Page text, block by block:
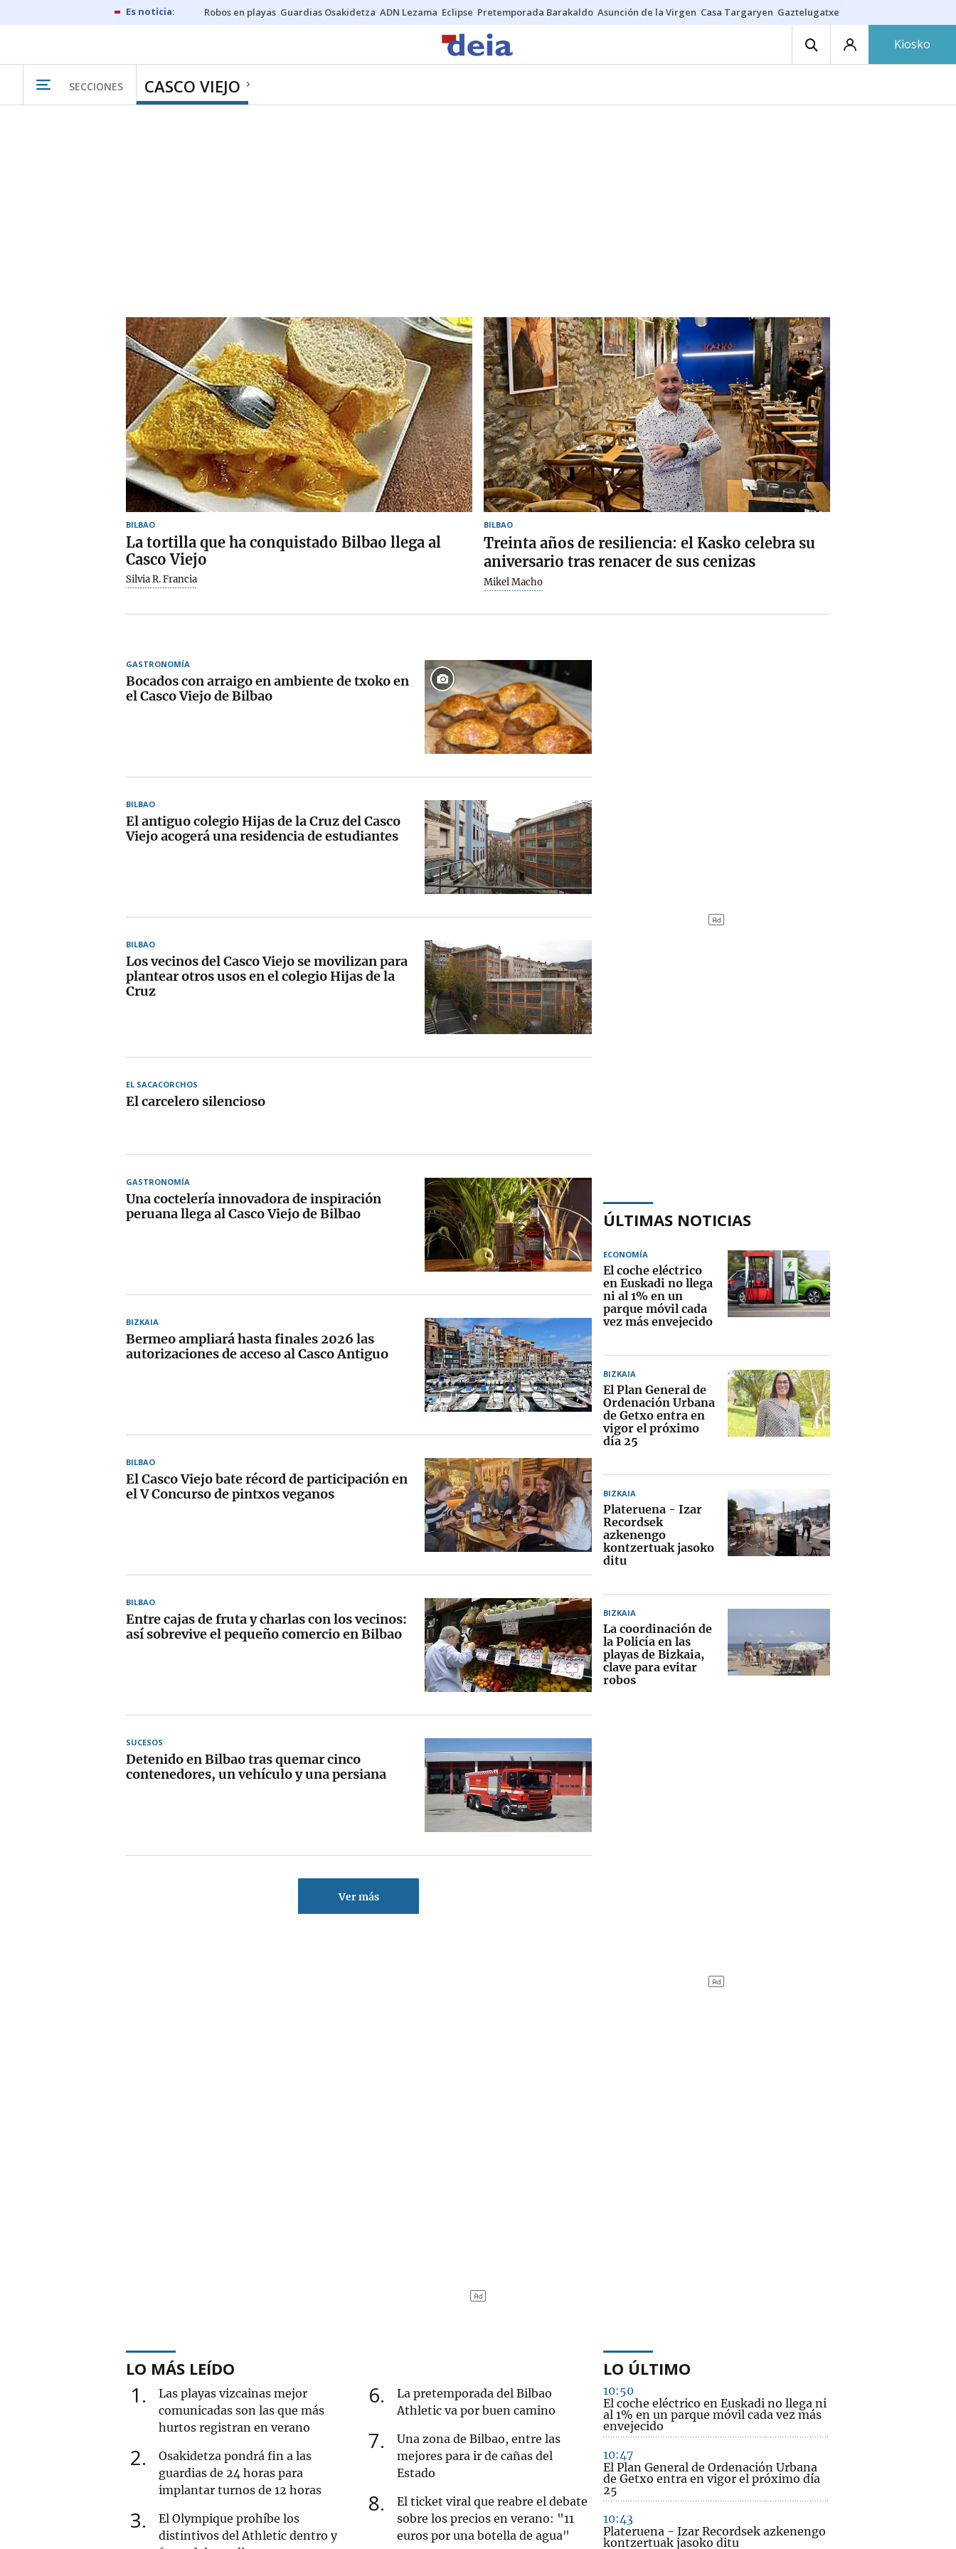
Robos en playas Guardias Osakidetza ADN Lezama Eclipse Pretemporada Barakaldo Asunción de la Virgen Casa Targaryen Gaztelugatxe
Kiosko
SECCIONES CASCO VIEJO
BILBAO
La tortilla que ha conquistado Bilbao llega al
Casco Viejo
Silvia R. Francia
BILBAO
Treinta años de resiliencia: el Kasko celebra su
aniversario tras renacer de sus cenizas
Mikel Macho
GASTRONOMÍA
Bocados con arraigo en ambiente de txoko en
el Casco Viejo de Bilbao
BILBAO
El antiguo colegio Hijas de la Cruz del Casco
Viejo acogerá una residencia de estudiantes
BILBAO
Los vecinos del Casco Viejo se movilizan para
plantear otros usos en el colegio Hijas de la
Cruz
EL SACACORCHOS
El carcelero silencioso
GASTRONOMÍA
Una coctelería innovadora de inspiración
peruana llega al Casco Viejo de Bilbao
BIZKAIA
Bermeo ampliará hasta finales 2026 las
autorizaciones de acceso al Casco Antiguo
BILBAO
El Casco Viejo bate récord de participación en
el V Concurso de pintxos veganos
BILBAO
Entre cajas de fruta y charlas con los vecinos:
así sobrevive el pequeño comercio en Bilbao
SUCESOS
Detenido en Bilbao tras quemar cinco
contenedores, un vehículo y una persiana
Ver más
ÚLTIMAS NOTICIAS
ECONOMÍA
El coche eléctrico
en Euskadi no llega
ni al 1% en un
parque móvil cada
vez más envejecido
BIZKAIA
El Plan General de
Ordenación Urbana
de Getxo entra en
vigor el próximo
día 25
BIZKAIA
Plateruena - Izar
Recordsek
azkenengo
kontzertuak jasoko
ditu
BIZKAIA
La coordinación de
la Policía en las
playas de Bizkaia,
clave para evitar
robos
LO MÁS LEÍDO
1
Las playas vizcainas mejor
comunicadas son las que más
hurtos registran en verano
2
Osakidetza pondrá fin a las
guardias de 24 horas para
implantar turnos de 12 horas
3
El Olympique prohíbe los
distintivos del Athletic dentro y
6
La pretemporada del Bilbao
Athletic va por buen camino
7
Una zona de Bilbao, entre las
mejores para ir de cañas del
Estado
8
El ticket viral que reabre el debate
sobre los precios en verano: "11
euros por una botella de agua"
LO ÚLTIMO
10:50
El coche eléctrico en Euskadi no llega ni
al 1% en un parque móvil cada vez más
envejecido
10:47
El Plan General de Ordenación Urbana
de Getxo entra en vigor el próximo día
25
10:43
Plateruena - Izar Recordsek azkenengo
kontzertuak jasoko ditu